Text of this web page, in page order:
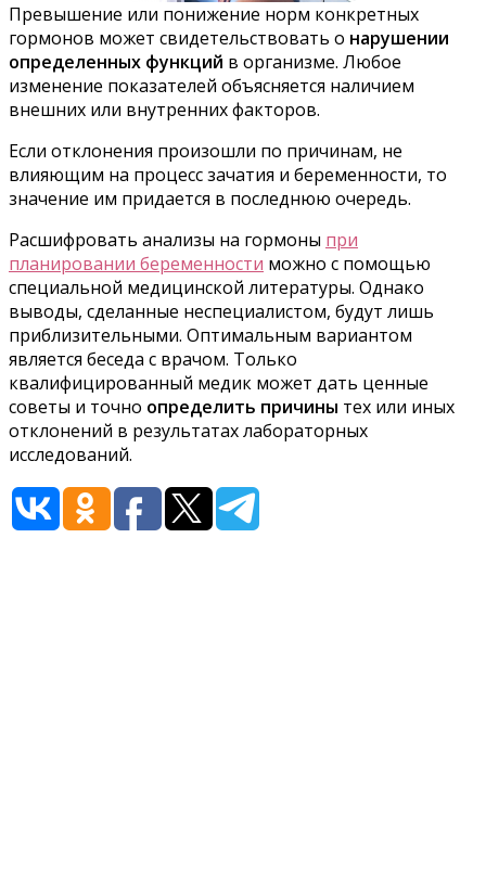
Превышение или понижение норм конкретных
гормонов может свидетельствовать о нарушении
определенных функций в организме. Любое
изменение показателей объясняется наличием
внешних или внутренних факторов.
Если отклонения произошли по причинам, не
влияющим на процесс зачатия и беременности, то
значение им придается в последнюю очередь.
Расшифровать анализы на гормоны при
планировании беременности можно с помощью
специальной медицинской литературы. Однако
выводы, сделанные неспециалистом, будут лишь
приблизительными. Оптимальным вариантом
является беседа с врачом. Только
квалифицированный медик может дать ценные
советы и точно определить причины тех или иных
отклонений в результатах лабораторных
исследований.